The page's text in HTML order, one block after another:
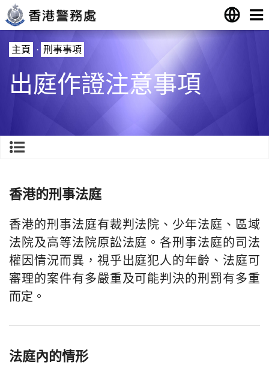
主頁 · 刑事事項
出庭作證注意事項
香港的刑事法庭
香港的刑事法庭有裁判法院、少年法庭、區域
法院及高等法院原訟法庭。各刑事法庭的司法
權因情況而異，視乎出庭犯人的年齡、法庭可
審理的案件有多嚴重及可能判決的刑罰有多重
而定。
法庭內的情形